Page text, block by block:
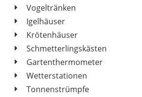
Vogeltränken
Igelhäuser
Krötenhäuser
Schmetterlingskästen
Gartenthermometer
Wetterstationen
Tonnenstrümpfe